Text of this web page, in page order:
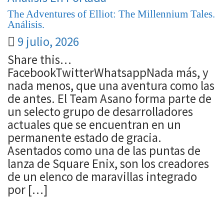
The Adventures of Elliot: The Millennium Tales.
Análisis.
9 julio, 2026
Share this…
FacebookTwitterWhatsappNada más, y
nada menos, que una aventura como las
de antes. El Team Asano forma parte de
un selecto grupo de desarrolladores
actuales que se encuentran en un
permanente estado de gracia.
Asentados como una de las puntas de
lanza de Square Enix, son los creadores
de un elenco de maravillas integrado
por […]